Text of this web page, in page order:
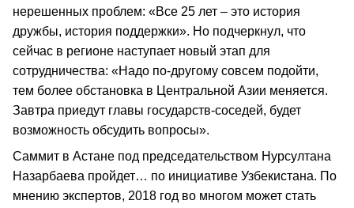
нерешенных проблем: «Все 25 лет – это история
дружбы, история поддержки». Но подчеркнул, что
сейчас в регионе наступает новый этап для
сотрудничества: «Надо по-другому совсем подойти,
тем более обстановка в Центральной Азии меняется.
Завтра приедут главы государств-соседей, будет
возможность обсудить вопросы».
Саммит в Астане под председательством Нурсултана
Назарбаева пройдет… по инициативе Узбекистана. По
мнению экспертов, 2018 год во многом может стать